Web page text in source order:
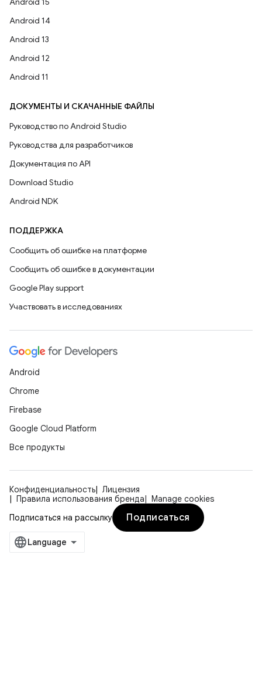
Android 14
Android 13
Android 12
Android 11
ДОКУМЕНТЫ И СКАЧАННЫЕ ФАЙЛЫ
Руководство по Android Studio
Руководства для разработчиков
Документация по API
Download Studio
Android NDK
ПОДДЕРЖКА
Сообщить об ошибке на платформе
Сообщить об ошибке в документации
Google Play support
Участвовать в исследованиях
Android
Chrome
Firebase
Google Cloud Platform
Все продукты
Конфиденциальность
Лицензия
Правила использования бренда
Manage cookies
Подписаться на рассылку
Подписаться